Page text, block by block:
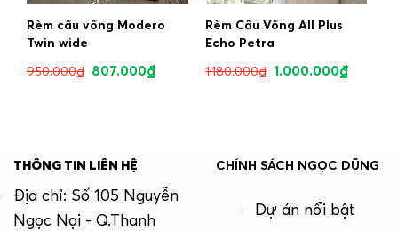
Rèm cầu vồng Modero
Twin wide
950.000₫ 807.000₫
Rèm Cầu Vồng All Plus
Echo Petra
1.180.000₫ 1.000.000₫
THÔNG TIN LIÊN HỆ
Địa chỉ: Số 105 Nguyễn
Ngọc Nại - Q.Thanh
CHÍNH SÁCH NGỌC DŨNG
Dự án nổi bật